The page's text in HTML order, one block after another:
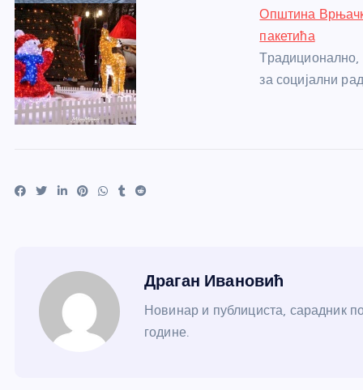
Општина
пакетића
за социјални
Драган Ивановић
Новинар и публициста, сарадник
године.